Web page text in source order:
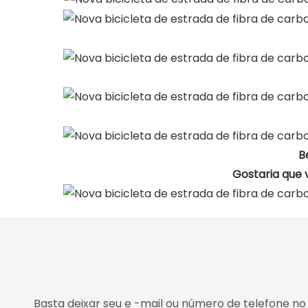
Gostaria que
Basta deixar seu e -mail ou número de telefone